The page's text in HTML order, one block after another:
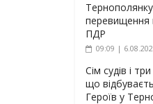
перевищення
ПДР
09:09 |
Сім судів і
що
Героїв у